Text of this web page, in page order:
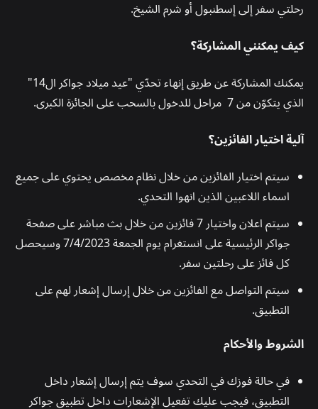
رحلتي سفر إلى إسطنبول أو شرم الشيخ.
كيف يمكنني المشاركة؟
يمكنك المشاركة عن طريق إنهاء تحدّي "عيد ميلاد جواكر ال14"
الذي يتكوّن من 7 مراحل للدخول بالسحب على الجائزة الكبرى.
آلية اختيار الفائزين؟
سيتم اختيار الفائزين من خلال نظام مخصص يحتوي على جميع
اسماء اللاعبين الذين انهوا التحدي.
سيتم اعلان واختيار 7 فائزين من خلال بث مباشر على صفحة
جواكر الرئيسية على انستغرام يوم الجمعة 7/4/2023 وسيحصل
كل فائز على رحلتين سفر.
سيتم التواصل مع الفائزين من خلال إرسال إشعار لهم على
التطبيق.
الشروط والأحكام
في حالة فوزك في التحدي سوف يتم إرسال إشعار داخل
التطبيق، فيجب عليك تفعيل الإشعارات داخل تطبيق جواكر